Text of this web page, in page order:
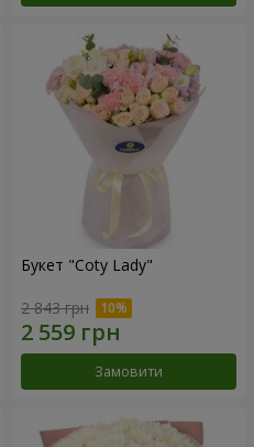
Букет "Coty Lady"
2 843 грн
Замовити